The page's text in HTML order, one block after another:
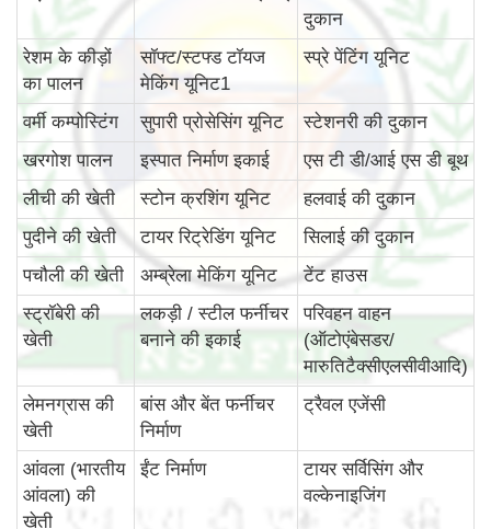
दुकान
रेशम के कीड़ों
का पालन
सॉफ्ट/स्टफ्ड टॉयज
मेकिंग यूनिट1
स्प्रे पेंटिंग यूनिट
वर्मी कम्पोस्टिंग सुपारी प्रोसेसिंग यूनिट
स्टेशनरी की दुकान
खरगोश पालन
इस्पात निर्माण इकाई
एस टी डी/आई एस डी बूथ
लीची की खेती
स्टोन क्रशिंग यूनिट
हलवाई की दुकान
पुदीने की खेती
टायर रिट्रेडिंग यूनिट
सिलाई की दुकान
पचौली की खेती
अम्ब्रेला मेकिंग यूनिट
टेंट हाउस
स्ट्रॉबेरी की
खेती
लकड़ी / स्टील फर्नीचर
बनाने की इकाई
परिवहन वाहन
(ऑटोएंबेसडर/
मारुतिटैक्सीएलसीवीआदि)
लेमनग्रास की
खेती
बांस और बेंत फर्नीचर
निर्माण
ट्रैवल एजेंसी
आंवला (भारतीय
आंवला) की
खेती
ईंट निर्माण
टायर सर्विसिंग और
वल्केनाइजिंग